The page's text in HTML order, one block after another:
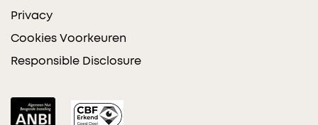
Privacy
Cookies Voorkeuren
Responsible Disclosure